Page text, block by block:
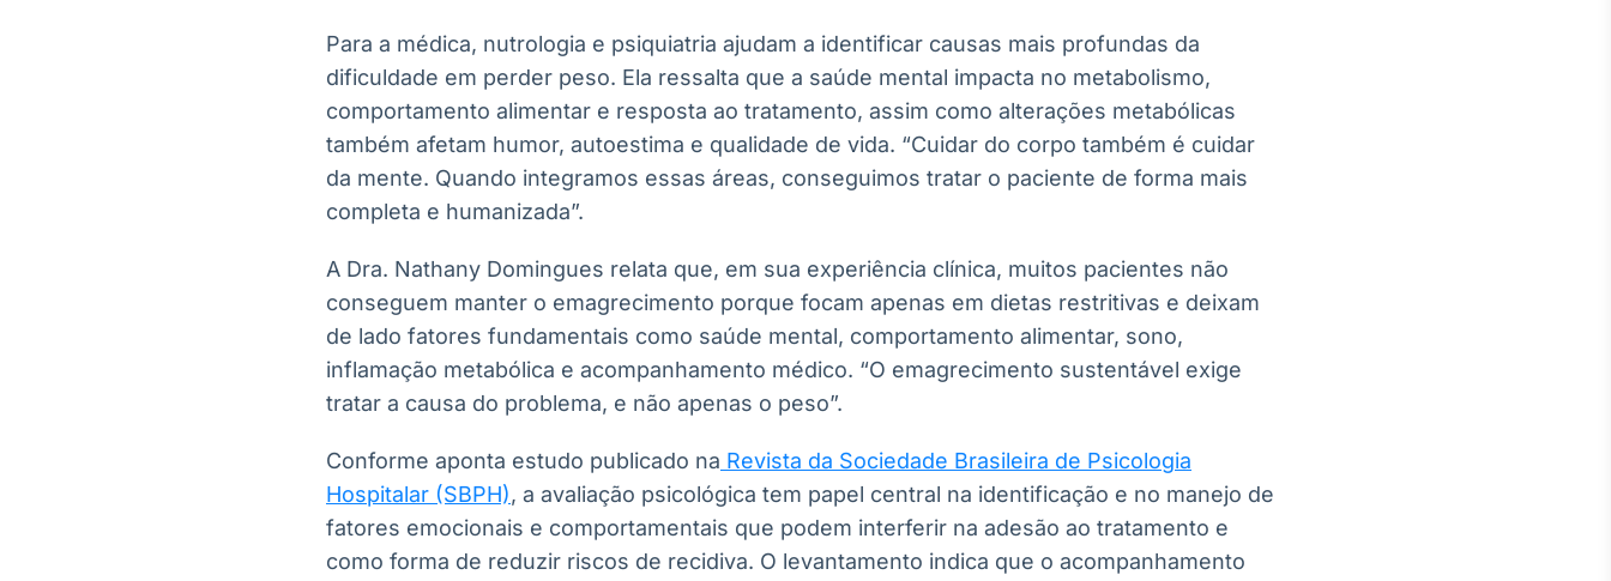
Para a médica, nutrologia e psiquiatria ajudam a identificar causas mais profundas da
dificuldade em perder peso. Ela ressalta que a saúde mental impacta no metabolismo,
comportamento alimentar e resposta ao tratamento, assim como alterações metabólicas
também afetam humor, autoestima e qualidade de vida. “Cuidar do corpo também é cuidar
da mente. Quando integramos essas áreas, conseguimos tratar o paciente de forma mais
completa e humanizada”.
A Dra. Nathany Domingues relata que, em sua experiência clínica, muitos pacientes não
conseguem manter o emagrecimento porque focam apenas em dietas restritivas e deixam
de lado fatores fundamentais como saúde mental, comportamento alimentar, sono,
inflamação metabólica e acompanhamento médico. “O emagrecimento sustentável exige
tratar a causa do problema, e não apenas o peso”.
Conforme aponta estudo publicado na Revista da Sociedade Brasileira de Psicologia
Hospitalar (SBPH), a avaliação psicológica tem papel central na identificação e no manejo de
fatores emocionais e comportamentais que podem interferir na adesão ao tratamento e
como forma de reduzir riscos de recidiva. O levantamento indica que o acompanhamento